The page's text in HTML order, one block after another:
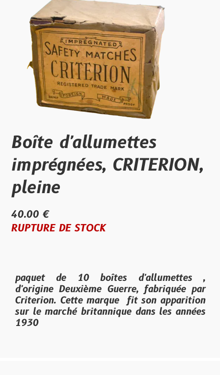
Boîte d'allumettes
imprégnées, CRITERION,
pleine
40.00 €
RUPTURE DE STOCK
paquet de 10 boîtes d'allumettes ,
d'origine Deuxième Guerre, fabriquée par
Criterion. Cette marque fit son apparition
sur le marché britannique dans les années
1930